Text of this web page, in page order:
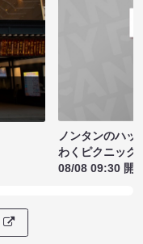
ノンタンのハッ
わくピクニック
08/08 09:30 開